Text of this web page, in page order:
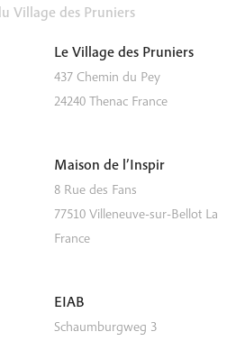
Village des Pruniers
Le Village des Pruniers
437 Chemin du Pey
24240 Thenac France
Maison de l’Inspir
8 Rue des Fans
77510 Villeneuve-sur-Bellot La
France
EIAB
Schaumburgweg 3